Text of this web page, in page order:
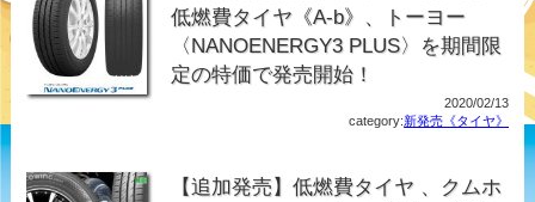
低燃費タイヤ《A-b》、トーヨー
〈NANOENERGY3 PLUS〉を期間限
定の特価で発売開始！
2020/02/13
category:新発売《タイヤ》
【追加発売】低燃費タイヤ 、クムホ